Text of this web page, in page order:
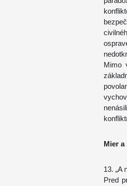
Mimo
Mier
13. „A
Pred